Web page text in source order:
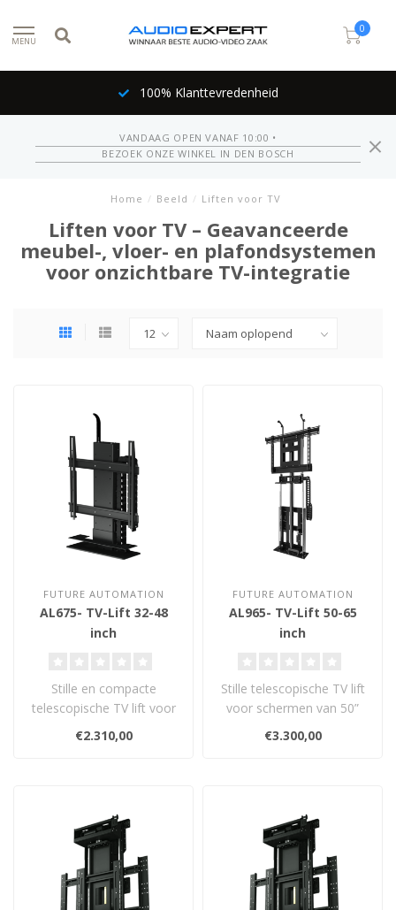
MENU
0
100% Klanttevredenheid
VANDAAG OPEN VANAF 10:00 •
BEZOEK ONZE WINKEL IN DEN BOSCH
Home / Beeld / Liften voor TV
Liften voor TV – Geavanceerde
meubel-, vloer- en plafondsystemen
voor onzichtbare TV-integratie
FUTURE AUTOMATION
AL675- TV-Lift 32-48
inch
Stille en compacte
telescopische TV lift voor
schermen van 32” tot 48”.
Idea..
€2.310,00
FUTURE AUTOMATION
AL965- TV-Lift 50-65
inch
Stille telescopische TV lift
voor schermen van 50”
tot 65”, ideaal voor luxe..
€3.300,00